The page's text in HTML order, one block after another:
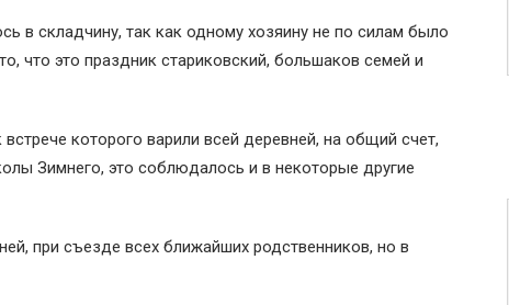
в складчину, так как одному хозяину не по силам было
что это праздник стариковский, большаков семей и
которого варили всей деревней, на общий счет,
Зимнего, это соблюдалось и в некоторые другие
при съезде всех ближайших родственников, но в